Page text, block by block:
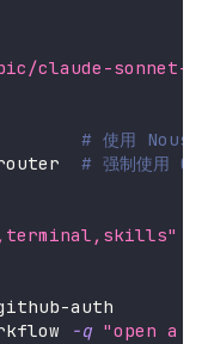
claude-sonnet-
# 使用
# 强制使用
auth
-q "open a